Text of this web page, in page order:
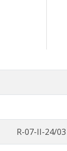
R-07-II-24/03